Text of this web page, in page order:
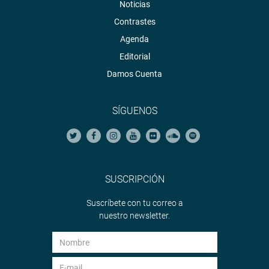
Remarcó que ante Cualquier emergencia en la carretera
central, se han instalado 16 postes de auxilio, que tienen
de fiscalización, con óptimos resultados, se han retenido
dio a conocer.
en la web de SUTRAN, “será un ranking semanal de
fiscalización electrónica a empresas de transportes”.
Culminó, indicando que no se puede estar en todos los
puntos de controles, para el próximo año habrán 16 a
nivel nacional”, puntualizó. (JCHOY)
Noticias
Contrastes
Agenda
Editorial
Damos Cuenta
SÍGUENOS
SUSCRIPCIÓN
Suscríbete con tu correo a
nuestro newsletter.